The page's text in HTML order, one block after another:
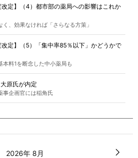
改定】（4）都市部の薬局への影響はこれか
く、効果なければ「さらなる方策」
改定】（5）「集中率85％以下」かどうかで
本料1を断念した中小薬局も
原氏が内定
事企画官には稲角氏
2026年 8月